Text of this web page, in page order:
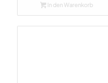
In den Warenkorb